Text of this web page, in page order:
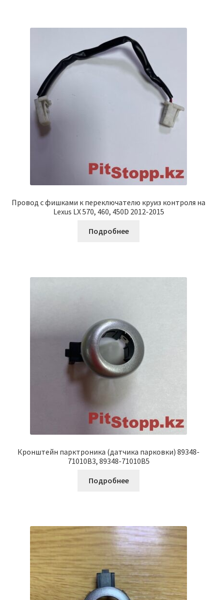
Провод с фишками к переключателю круиз контроля на
Lexus LX 570, 460, 450D 2012-2015
Подробнее
Кронштейн парктроника (датчика парковки) 89348-
71010B3, 89348-71010B5
Подробнее